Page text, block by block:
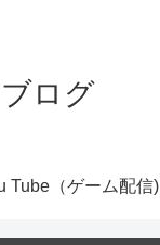
ログ
Tube（ゲーム配信)